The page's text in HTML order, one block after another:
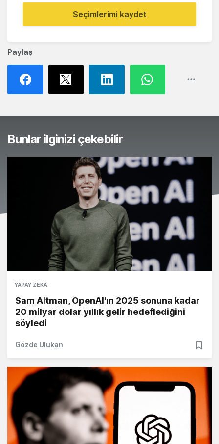
Paylaş
Seçimlerimi kaydet
Bunlar ilginizi çekebilir
YAPAY ZEKA
Sam Altman, OpenAI'ın 2025 sonuna kadar
20 milyar dolar yıllık gelir hedeflediğini
söyledi
Gözde Ulukan